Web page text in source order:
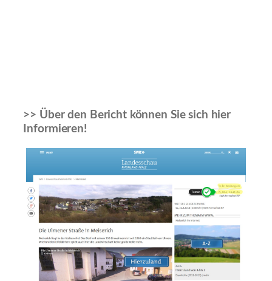
>> Über den Bericht können Sie sich hier
Informieren!